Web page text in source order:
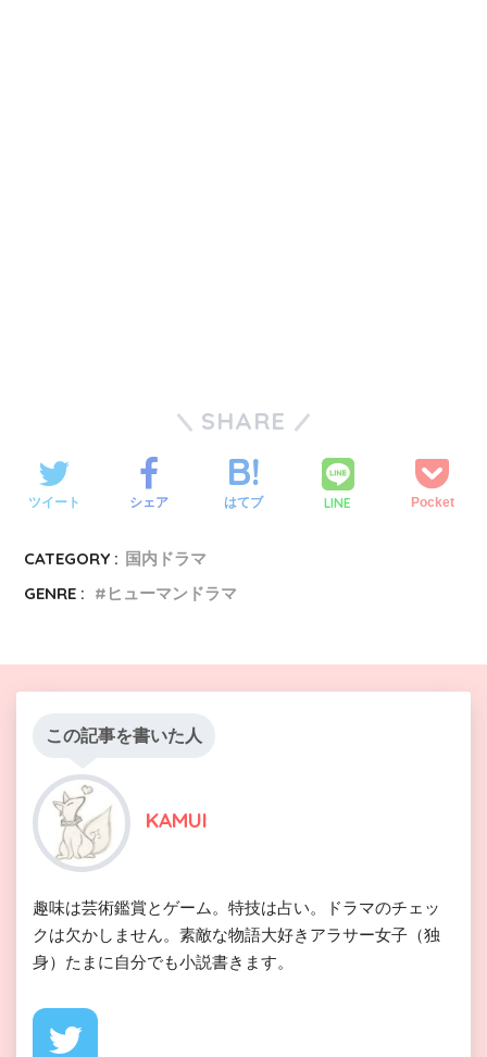
SHARE
ツイート シェア はてブ LINE Pocket
CATEGORY : 国内ドラマ
GENRE :
ヒューマンドラマ
この記事を書いた人
KAMUI
趣味は芸術鑑賞とゲーム。特技は占い。ドラマのチェッ
クは欠かしません。素敵な物語大好きアラサー女子（独
身）たまに自分でも小説書きます。